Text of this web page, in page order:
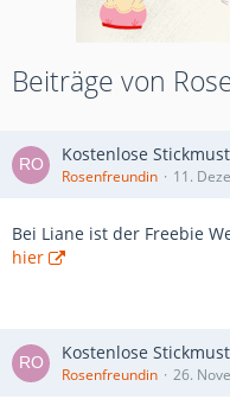
Beiträge von
Kostenlose
Rosenfreundin 11.
Bei Liane ist der Freebie
hier
Kostenlose
Rosenfreundin 26.